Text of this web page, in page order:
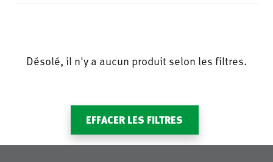
Désolé, il n'y a aucun produit selon les filtres.
EFFACER LES FILTRES